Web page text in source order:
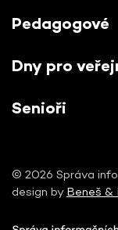
Pedagogové
Dny pro
Senioři
© 2026 Správa
design by Beneš &